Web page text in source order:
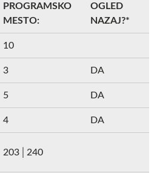
PROGRAMSKO
MESTO:
OGLED
NAZAJ?*
10
3 DA
5 DA
4 DA
203│240